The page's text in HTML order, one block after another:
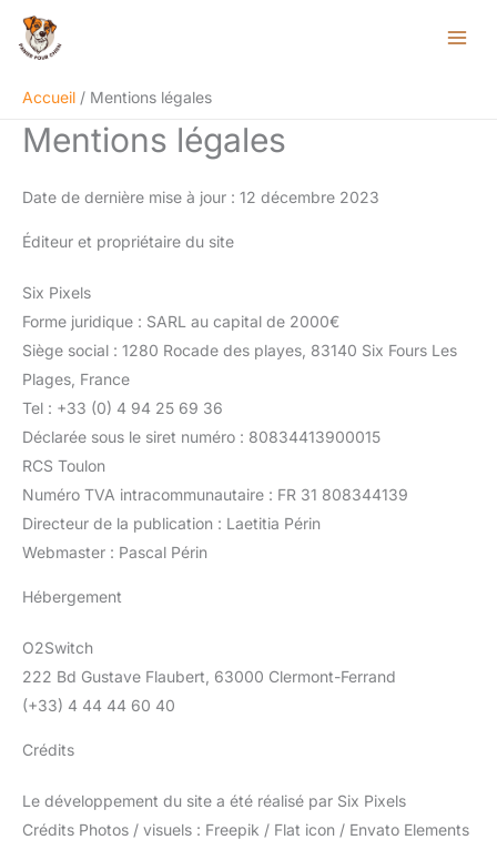
Aller
Accueil
Mentions légales
Mentions légales
Date de dernière mise à jour : 12 décembre 2023
Éditeur et propriétaire du site
Six Pixels
Forme juridique : SARL au capital de 2000€
Siège social : 1280 Rocade des playes, 83140 Six Fours Les
Plages, France
Tel : +33 (0) 4 94 25 69 36
Déclarée sous le siret numéro : 80834413900015
RCS Toulon
Numéro TVA intracommunautaire : FR 31 808344139
Directeur de la publication : Laetitia Périn
Webmaster : Pascal Périn
Hébergement
O2Switch
222 Bd Gustave Flaubert, 63000 Clermont-Ferrand
(+33) 4 44 44 60 40
Crédits
Le développement du site a été réalisé par Six Pixels
Crédits Photos / visuels : Freepik / Flat icon / Envato Elements